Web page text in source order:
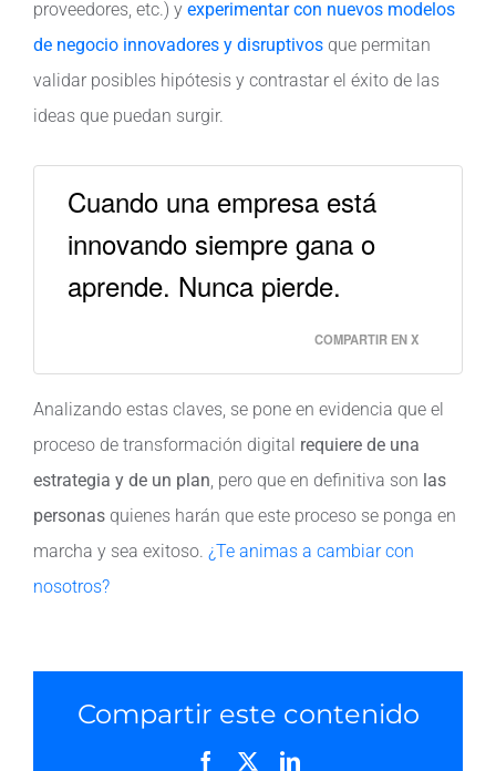
proveedores, etc.) y experimentar con nuevos modelos
de negocio innovadores y disruptivos que permitan
validar posibles hipótesis y contrastar el éxito de las
ideas que puedan surgir.
Cuando una empresa está
innovando siempre gana o
aprende. Nunca pierde.
COMPARTIR EN X
Analizando estas claves, se pone en evidencia que el
proceso de transformación digital requiere de una
estrategia y de un plan, pero que en definitiva son las
personas quienes harán que este proceso se ponga en
marcha y sea exitoso. ¿Te animas a cambiar con
nosotros?
Compartir este contenido
Facebook LinkedIn